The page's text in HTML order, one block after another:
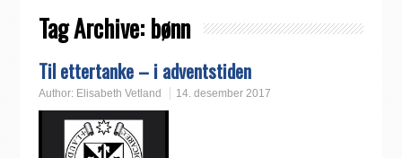
Tag Archive: bønn
Til ettertanke – i adventstiden
Author: Elisabeth Vetland 14. desember 2017